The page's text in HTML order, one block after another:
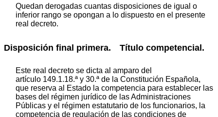
Quedan derogadas cuantas disposiciones de igual o
inferior rango se opongan a lo dispuesto en el presente
real decreto.
Disposición final primera. Título competencial.
Este real decreto se dicta al amparo del
artículo 149.1.18.ª y 30.ª de la Constitución Española,
que reserva al Estado la competencia para establecer las
bases del régimen jurídico de las Administraciones
Públicas y el régimen estatutario de los funcionarios, la
competencia de regulación de las condiciones de